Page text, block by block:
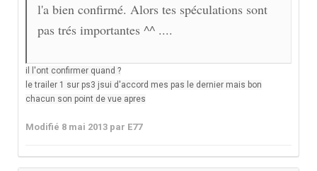
l'a bien confirmé. Alors tes spéculations sont
pas trés importantes ^^ ....
il l'ont confirmer quand ?
le trailer 1 sur ps3 jsui d'accord mes pas le dernier mais bon
chacun son point de vue apres
Modifié 8 mai 2013 par E77